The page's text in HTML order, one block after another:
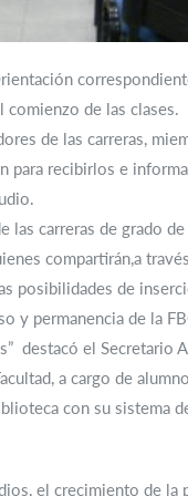
de las clases.
de las carreras,
recibirlos e
carreras de grado
compartirán,a
posibilidades de
y permanencia de la
destacó el Secretario
a cargo de
con su sistema
el crecimiento de